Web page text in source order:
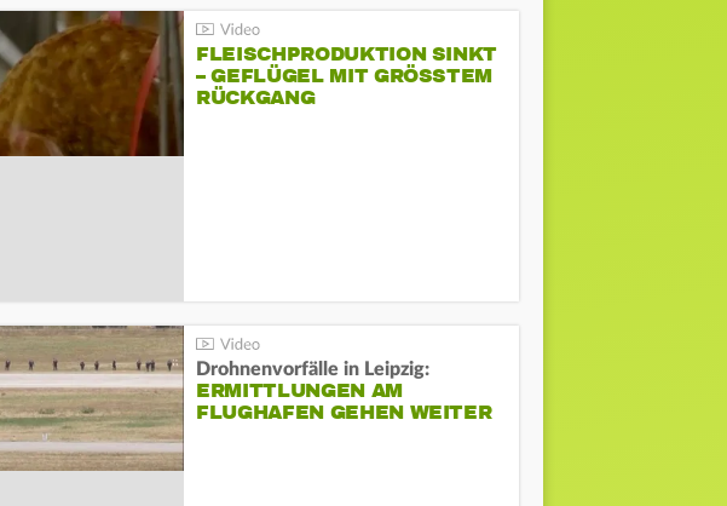
FLEISCHPRODUKTION SINKT
– GEFLÜGEL MIT GRÖSSTEM R
ÜCKGANG
Drohnenvorfälle in Leipzig:
ERMITTLUNGEN AM
FLUGHAFEN GEHEN WEITER